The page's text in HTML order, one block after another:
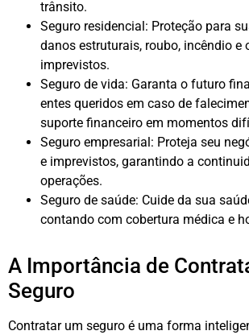
trânsito.
Seguro residencial: Proteção para
danos estruturais, roubo, incêndio e
imprevistos.
Seguro de vida: Garanta o futuro
entes queridos em caso de
suporte financeiro em momentos
Seguro empresarial: Proteja seu
e imprevistos, garantindo a
operações.
Seguro de saúde: Cuide da sua
contando com cobertura médica e
A Importância de
Seguro
Contratar um seguro é uma forma